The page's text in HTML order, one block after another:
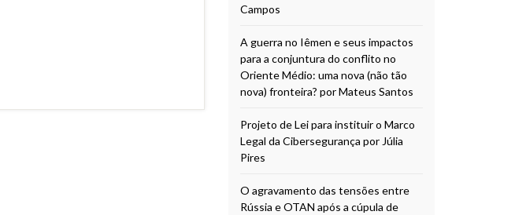
Campos
A guerra no Iêmen e seus impactos
para a conjuntura do conflito no
Oriente Médio: uma nova (não tão
nova) fronteira? por Mateus Santos
Projeto de Lei para instituir o Marco
Legal da Cibersegurança por Júlia
Pires
O agravamento das tensões entre
Rússia e OTAN após a cúpula de